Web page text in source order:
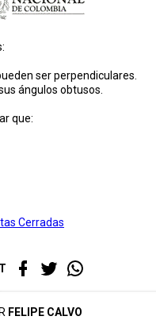
ser perpendiculares.
ángulos obtusos.
que:
Cerradas
FELIPE CALVO